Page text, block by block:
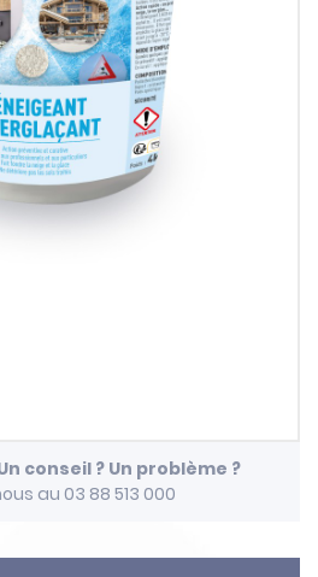
conseil ? Un problème ?
au 03 88 513 000